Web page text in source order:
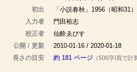
初出
「小説春秋」1956（昭和31
入力者
門田裕志
校正者
仙酔ゑびす
公開 / 更新
2010-01-16 / 2020-01-18
長さの目安
約 181 ページ （500字/頁で計